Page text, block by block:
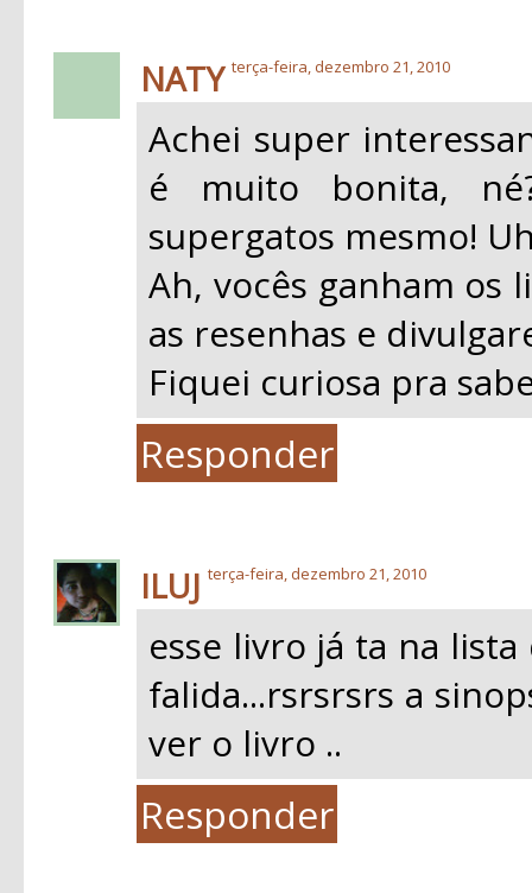
NATY terça-feira, dezembro 21, 2010
Achei super
é muito bonita,
supergatos mesmo!
Ah, vocês ganham os
as resenhas e
Fiquei curiosa pra
Responder
ILUJ terça-feira, dezembro 21, 2010
esse livro já ta na
falida...rsrsrsrs a
ver o livro ..
Responder